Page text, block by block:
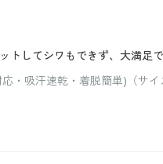
トしてシワもできず、大満足で
・吸汗速乾・着脱簡単)（サ